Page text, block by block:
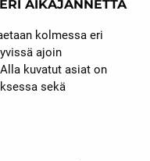
AIKAJÄNNETTÄ
kolmessa eri
ajoin
kuvatut asiat on
sekä